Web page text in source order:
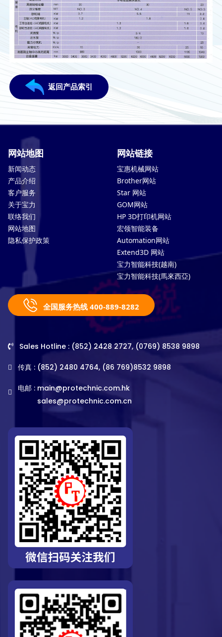
返回产品索引
网站地图
新闻动态
产品介绍
客户服务
关于宝力
联络我们
网站地图
隐私保护政策
网站链接
宝惠机械网站
Brother网站
Star 网站
GOM网站
HP 3D打印机网站
宏领智能装备
Automation网站
Extend3D 网站
宝力智能科技(越南)
宝力智能科技(馬來西亞)
全国服务热线 400-889-8282
Sales Hotline : (852) 2428 2727, (0769) 8538 9898
传真 : (852) 2480 4764, (86 769)8532 9898
电邮 : main@protechnic.com.hk
sales@protechnic.com.cn